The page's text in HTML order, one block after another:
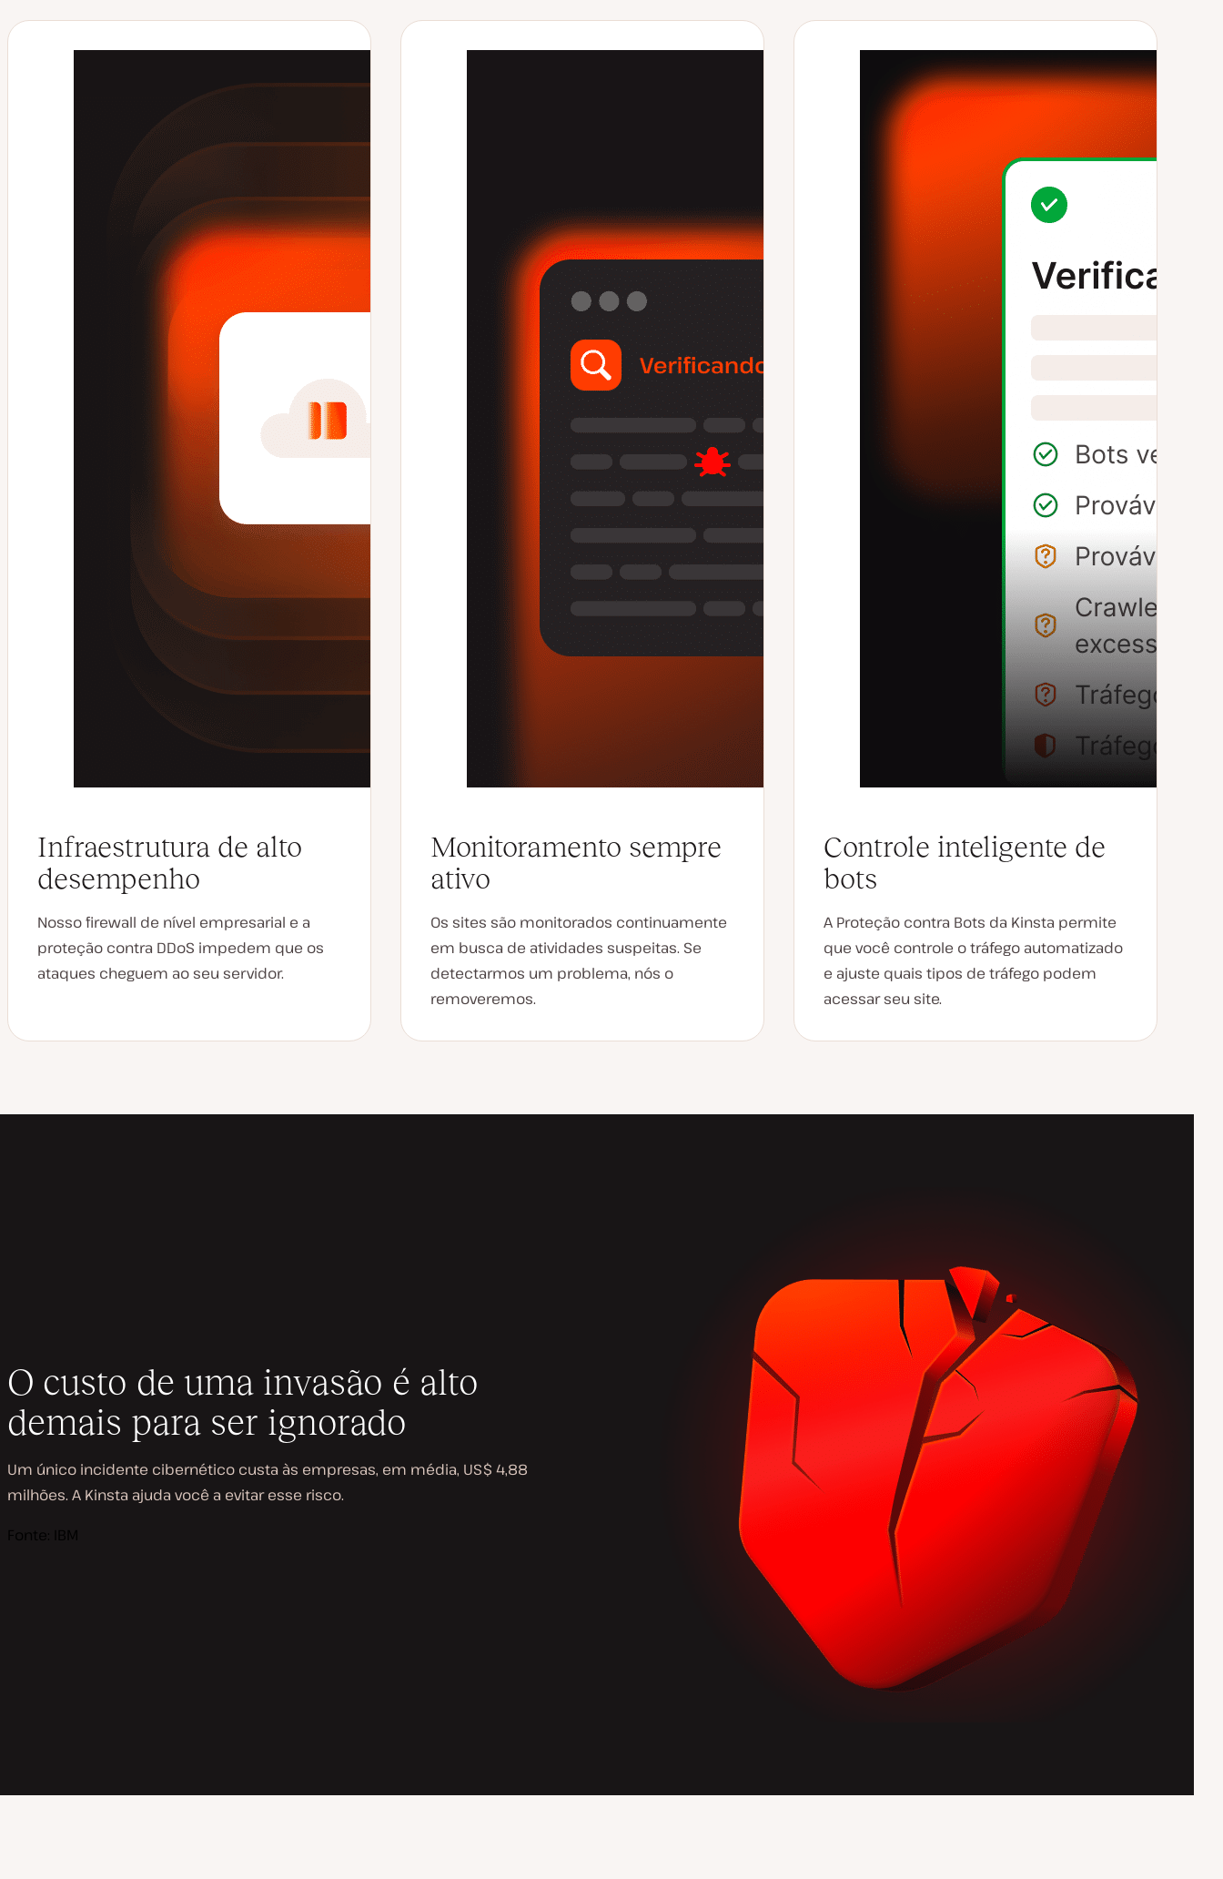
Infraestrutura de alto
desempenho
Nosso firewall de nível empresarial e a
proteção contra DDoS impedem que os
ataques cheguem ao seu servidor.
Monitoramento sempre
ativo
Os sites são monitorados continuamente
em busca de atividades suspeitas. Se
detectarmos um problema, nós o
removeremos.
Controle inteligente de
bots
A Proteção contra Bots da Kinsta permite
que você controle o tráfego automatizado
e ajuste quais tipos de tráfego podem
acessar seu site.
O custo de uma invasão é alto
demais para ser ignorado
Um único incidente cibernético custa às empresas, em média, US$ 4,88
milhões. A Kinsta ajuda você a evitar esse risco.
Fonte: IBM